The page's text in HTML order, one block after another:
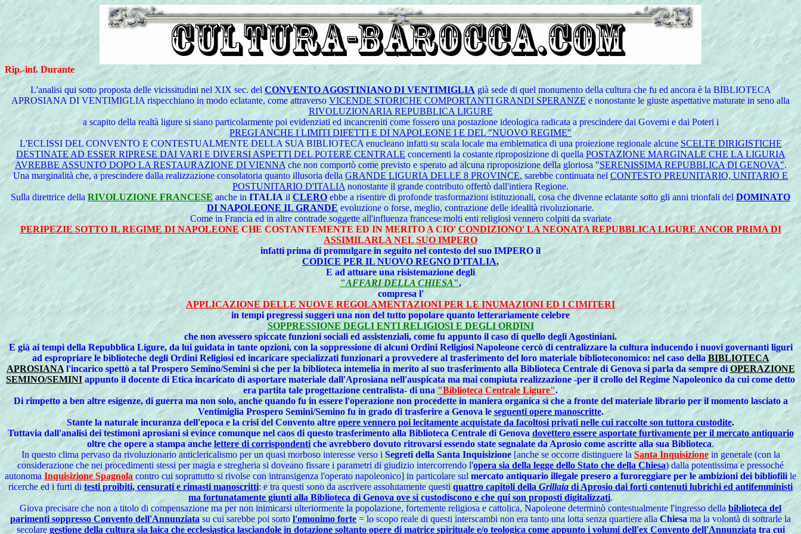
Rip.-inf. Durante
L'analisi qui sotto proposta delle vicissitudini nelXIX sec. delCONVENTO AGOSTINIANO DI VENTIMIGLIAgià sede di quel monumento della cultura che fu ed ancora è laBIBLIOTECA
APROSIANA DI VENTIMIGLIA rispecchiano in modo eclatante, come attraverso VICENDE STORICHE COMPORTANTI GRANDI SPERANZEe nonostante le giuste aspettative maturate in seno alla
RIVOLUZIONARIA REPUBBLICA LIGURE
a scapito della realtà ligure si siano particolarmente poi evidenziati ed incancreniti come fossero una postazione ideologica radicata a prescindere dai Governi e dai Poteri i
PREGI ANCHE I LIMITI DIFETTI E DI NAPOLEONE I E DEL "NUOVO REGIME"
L'ECLISSI DEL CONVENTO E CONTESTUALMENTE DELLA SUA BIBLIOTECA enucleano infatti su scala locale ma emblematica di una proiezione regionale alcune SCELTE DIRIGISTICHE
DESTINATE AD ESSER RIPRESE DAI VARI E DIVERSI ASPETTI DEL POTERE CENTRALEconcernenti la costante riproposizione di quellaPOSTAZIONE MARGINALE CHE LA LIGURIA
AVREBBE ASSUNTO DOPO LA RESTAURAZIONE DI VIENNAche non comportò come previsto e sperato ad alcuna riproposizione della gloriosa "SERENISSIMA REPUBBLICA DI GENOVA".
Una marginalità che, a prescindere dalla realizzazione consolatoria quanto illusoria dellaGRANDE LIGURIA DELLE 8 PROVINCE, sarebbe continuata nelCONTESTO PREUNITARIO, UNITARIO E
POSTUNITARIO D'ITALIA nonostante il grande contributo offertò dall'intiera Regione.
Sulla direttrice della RIVOLUZIONE FRANCESEanche inITALIAilCLEROebbe a risentire di profonde trasformazioni istituzionali, cosa che divenne eclatante sotto gli anni trionfali delDOMINATO
DI NAPOLEONE IL GRANDEevoluzione o forse, meglio, contrazione delle idealità rivoluzionarie.
Come in Francia ed in altre contrade soggette all'influenza francese molti enti religiosi vennero colpiti da svariate
PERIPEZIE SOTTO IL REGIME DI NAPOLEONE CHE COSTANTEMENTE ED IN MERITO A CIO' CONDIZIONO' LA NEONATA REPUBBLICA LIGURE ANCOR PRIMA DI
ASSIMILARLA NEL SUO IMPERO
infatti prima di promulgare in seguito nel contesto del suo IMPERO il
CODICE PER IL NUOVO REGNO D'ITALIA,
E ad attuare una risistemazione degli
"AFFARI DELLA CHIESA",
compresa l'
APPLICAZIONE DELLE NUOVE REGOLAMENTAZIONI PER LE INUMAZIONI ED I CIMITERI
in tempi pregressi suggerì una non del tutto popolare quanto letterariamente celebre
SOPPRESSIONE DEGLI ENTI RELIGIOSI E DEGLI ORDINI
che non avessero spiccate funzioni sociali ed assistenziali, come fu appunto il caso di quello degli Agostiniani.
E già ai tempi della Repubblica Ligure, da lui guidata in tante opzioni, con la soppressione di alcuni Ordini Religiosi Napoleonecercò dicentralizzare la culturainducendo i nuovi governanti liguri
ad espropriare lebiblioteche degli Ordini Religiosied incaricare specializzati funzionari a provvedere altrasferimento del loro materiale biblioteconomico: nel caso dellaBIBLIOTECA
APROSIANAl'incarico spettò a tal Prospero Semino/Seminisì che per la biblioteca intemelia in merito al suo trasferimento alla Biblioteca Centrale di Genova si parla da sempre di OPERAZIONE
SEMINO/SEMINIappunto il docente di Etica incaricato di asportare materiale dall'Aprosiana nell'auspicata ma mai compiuta realizzazione -per il crollo del Regime Napoleonico da cui come detto
era partita tale progettazione centralista- di una "Biblioteca Centrale Ligure".
Di rimpetto a ben altre esigenze, di guerra ma non solo, anche quando fu in essere l'operazione non procedette in maniera organica sì che a fronte del materiale librario per il momento lasciato a
Ventimiglia Prospero Semini/Semino fu in grado di trasferire a Genova leseguenti opere manoscritte.
Stante la naturale incuranza dell'epoca e la crisi del Convento altreopere vennero poi lecitamente acquistate da facoltosi privati nelle cui raccolte son tuttora custodite.
Tuttavia dall'analisi dei testimoni aprosiani si evince comunque nel caos di questo trasferimento alla Biblioteca Centrale di Genova dovettero essere asportate furtivamente per il mercato antiquario
oltre che opere a stampa anchelettere di corrispondentiche avrebbero dovuto ritrovarsi essendo state segnalate da Aprosio come ascritte alla sua Biblioteca.
In questo clima pervaso da rivoluzionario anticlericalismo per un quasi morboso interesse verso iSegreti della Santa Inquisizione[anche se occorre distinguere la Santa Inquisizionein generale (con la
considerazione che nei procedimenti stessi per magia e stregheria si doveano fissare i parametri di giudizio intercorrendo l'opera sia della legge dello Stato che della Chiesa) dalla potentissima e pressoché
autonoma Inquisizione Spagnola contro cui soprattutto si rivolse con intransigenza l'operato napoleonico] in particolare sulmercato antiquario illegale presero a furoreggiare per le ambizioni dei bibliofilile
ricerche ed i furti ditesti proibiti, censurati e rimasti manoscritti: e tra questi sono da ascrivere assolutamente questiquattro capitoli dellaGrillaiadi Aprosio dai forti contenuti lubrichi ed antifemministi
ma fortunatamente giunti alla Biblioteca di Genova ove si custodiscono e che qui son proposti digitalizzati.
Giova precisare che non a titolo di compensazione ma per non inimicarsi ulteriormente la popolazione, fortemente religiosa e cattolica, Napoleone determinò contestualmente l'ingresso dellabiblioteca del
parimenti soppresso Convento dell'Annunziatasu cui sarebbe poi sortol'omonimo forte = lo scopo reale di questi interscambi non era tanto una lotta senza quartiere allaChiesama la volontà di sottrarle la
secolare gestione della cultura sia laica che ecclesiastica lasciandole in dotazione soltantoopere di matrice spirituale e/o teologica come appunto i volumi dell'ex Convento dell'Annunziatatra cui